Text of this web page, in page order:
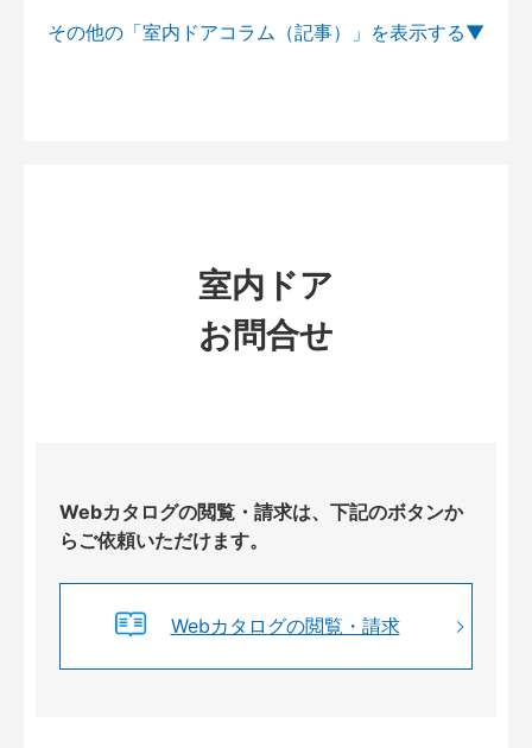
その他の「室内ドアコラム（記事）」を
室内ドア
お問合せ
Webカタログの閲覧・請求は、下記のボタンか
らご依頼いただけます。
Webカタログの閲覧・請求